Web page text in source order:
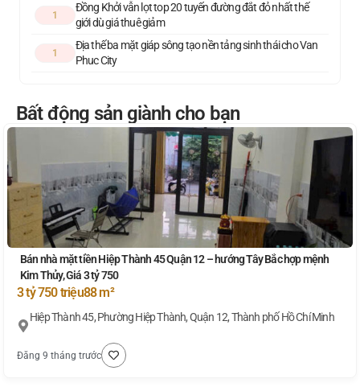
1
Đồng Khởi vẫn lọt top 20 tuyến đường đắt đỏ nhất thế
giới dù giá thuê giảm
1
Địa thế ba mặt giáp sông tạo nền tảng sinh thái cho Van
Phuc City
Bất động sản giành cho bạn
Bán nhà mặt tiền Hiệp Thành 45 Quận 12 – hướng Tây Bắc hợp mệnh
Kim Thủy, Giá 3 tỷ 750
3 tỷ 750 triệu88 m²
Hiệp Thành 45, Phường Hiệp Thành, Quận 12, Thành phố Hồ Chí Minh
Đăng 9 tháng trước